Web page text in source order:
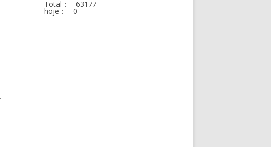
Total： 63177
hoje： 0